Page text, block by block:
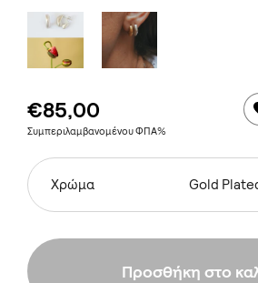
€85,00
Συμπεριλαμβανομένου ΦΠΑ%
Χρώμα Gold
Προσθήκη στο